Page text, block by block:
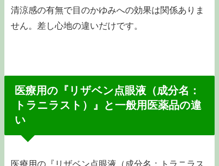
清涼感の有無で目のかゆみへの効果は関係ありま
せん。差し心地の違いだけです。
医療用の『リザベン点眼液（成分名：
トラニラスト）』と一般用医薬品の違
い
医療用の『リザベン点眼液（成分名：トラニラス